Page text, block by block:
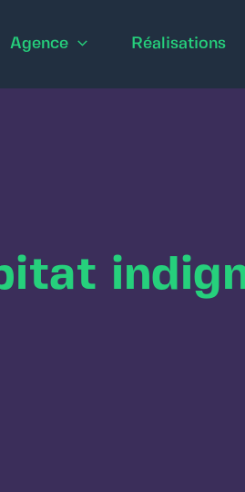
Agence Réalisations